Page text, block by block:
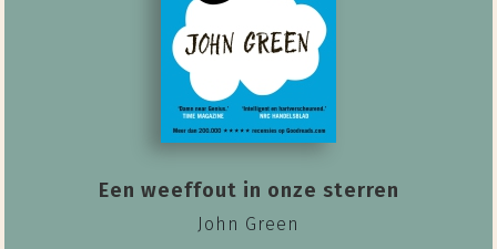
Een weeffout in onze sterren
John Green